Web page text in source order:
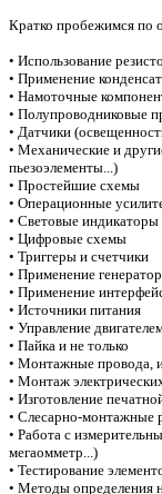
Кратко пробежимся по
• Использование
• Применение
• Намоточные
• Полупроводниковые
• Датчики
• Механические и
пьезоэлементы...)
• Простейшие схемы
• Операционные
• Световые индикаторы
• Цифровые схемы
• Триггеры и счетчики
• Применение
• Применение
• Источники питания
• Управление
• Пайка и не только
• Монтажные провода,
• Монтаж
• Изготовление
• Слесарно-монтажные
• Работа с
мегаомметр...)
• Тестирование
• Методы определения